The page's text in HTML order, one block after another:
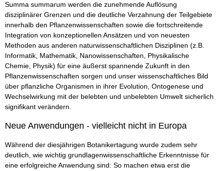
Summa summarum werden die zunehmende Auflösung
disziplinärer Grenzen und die deutliche Verzahnung der Teilgebiete
innerhalb den Pflanzenwissenschaften sowie die fortschreitende
Integration von konzeptionellen Ansätzen und von neuesten
Methoden aus anderen naturwissenschaftlichen Disziplinen (z.B.
Informatik, Mathematik, Nanowissenschaften, Physikalische
Chemie, Physik) für eine äußerst spannende Zukunft in den
Pflanzenwissenschaften sorgen und unser wissenschaftliches Bild
über pflanzliche Organismen in ihrer Evolution, Ontogenese und
Wechselwirkung mit der belebten und unbelebten Umwelt sicherlich
signifikant verändern.
Neue Anwendungen - vielleicht nicht in Europa
Während der diesjährigen Botanikertagung wurde zudem sehr
deutlich, wie wichtig grundlagenwissenschaftliche Erkenntnisse für
eine erfolgreiche Anwendung sind: So machen etwa erst die